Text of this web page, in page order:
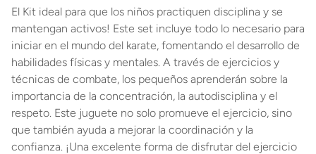
El Kit ideal para que los niños practiquen disciplina y se
mantengan activos! Este set incluye todo lo necesario para
iniciar en el mundo del karate, fomentando el desarrollo de
habilidades físicas y mentales. A través de ejercicios y
técnicas de combate, los pequeños aprenderán sobre la
importancia de la concentración, la autodisciplina y el
respeto. Este juguete no solo promueve el ejercicio, sino
que también ayuda a mejorar la coordinación y la
confianza. ¡Una excelente forma de disfrutar del ejercicio